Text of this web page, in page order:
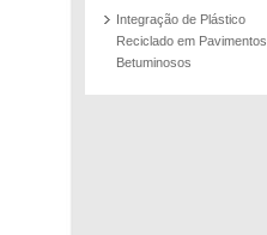
Integração de Plástico
Reciclado em Pavimentos
Betuminosos